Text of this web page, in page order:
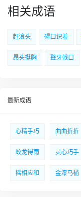
相关成语
赶浪头 碍口识羞
昂头挺胸 聱牙戟口
最新成语
心精手巧 曲曲折折
蛟龙得雨 灵心巧手
摇相应和 金漆马桶